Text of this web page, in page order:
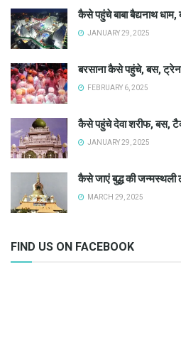
कैसे पहुंचे बाबा बैद्यनाथ
JANUARY 29, 2025
बरसाना कैसे पहुंचे, बस,
FEBRUARY 6, 2025
कैसे पहुंचे देवा शरीफ, बस,
JANUARY 29, 2025
कैसे जाएं बुद्ध की जन्मस्थली
MARCH 29, 2025
FIND US ON FACEBOOK